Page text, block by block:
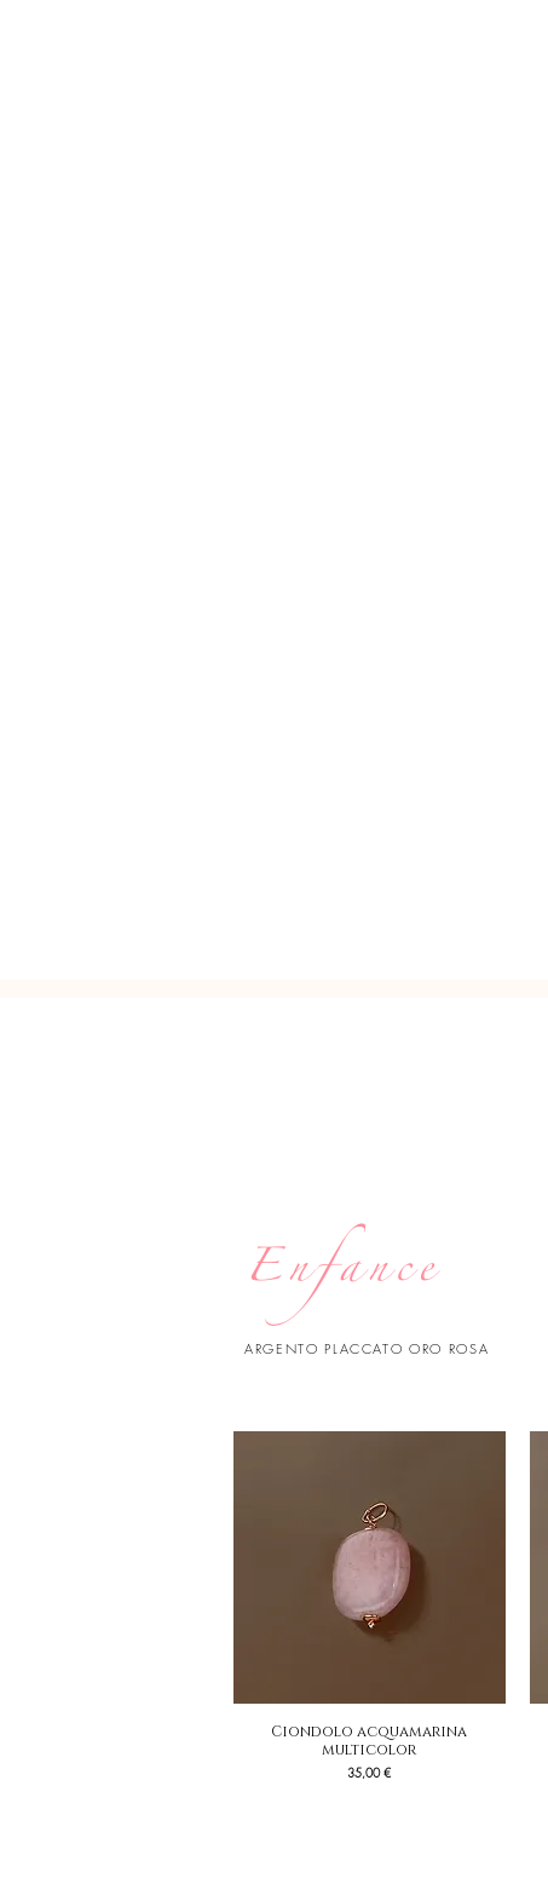
Enfance
ARGENTO PLACCATO ORO ROSA
Vista rapida
Ciondolo acquamarina
multicolor
Prezzo
35,00 €